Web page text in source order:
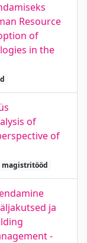
Resource
of
in the
of
of
magistritööd
ja
-